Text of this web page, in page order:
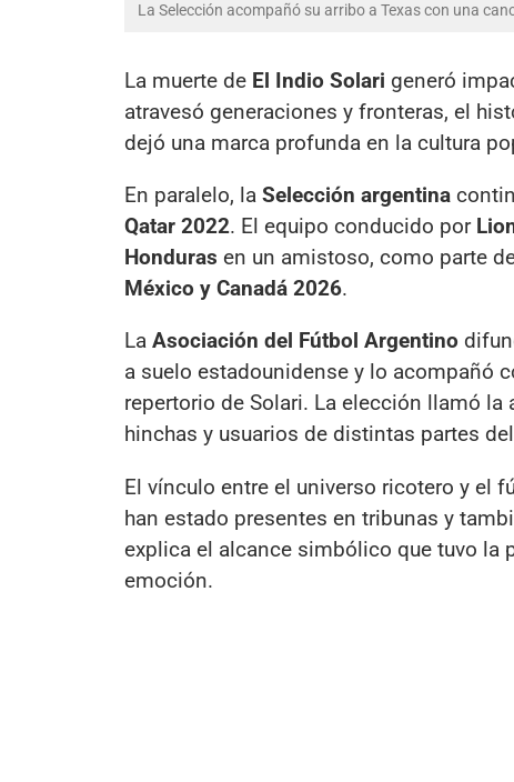
La Selección acompañó su arribo a Texas con una
La muerte de El Indio Solari generó
atravesó generaciones y fronteras, el
dejó una marca profunda en la cultura
En paralelo, la Selección argentina
Qatar 2022. El equipo conducido por
Honduras en un amistoso, como parte
México y Canadá 2026.
La Asociación del Fútbol Argentino
a suelo estadounidense y lo acompañó
repertorio de Solari. La elección llamó
hinchas y usuarios de distintas partes
El vínculo entre el universo ricotero y el
han estado presentes en tribunas y
explica el alcance simbólico que tuvo la
emoción.